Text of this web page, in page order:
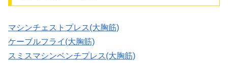
マシンチェストプレス(大胸筋)
ケーブルフライ(大胸筋)
スミスマシンベンチプレス(大胸筋)